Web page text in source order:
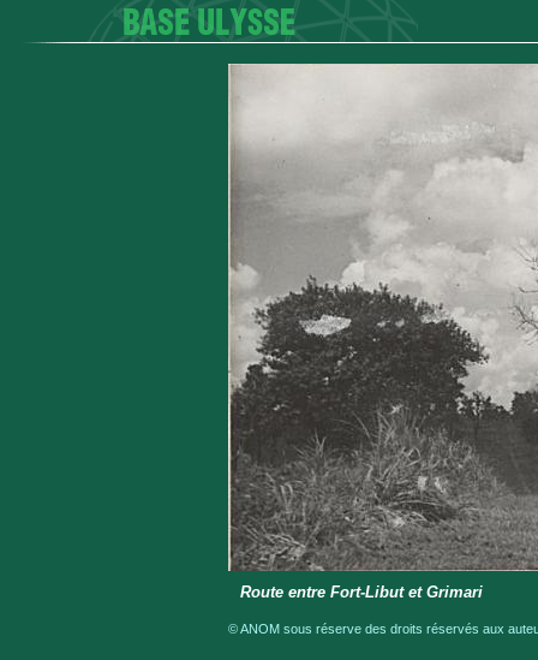
Route entre Fort-Libut et Grimari
© ANOM sous réserve des droits réservés aux